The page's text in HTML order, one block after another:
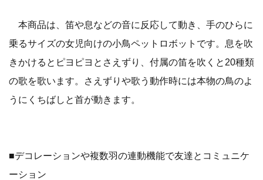
本商品は、笛や息などの音に反応して動き、手のひらに
乗るサイズの女児向けの小鳥ペットロボットです。息を吹
きかけるとピヨピヨとさえずり、付属の笛を吹くと20種類
の歌を歌います。さえずりや歌う動作時には本物の鳥のよ
うにくちばしと首が動きます。
■デコレーションや複数羽の連動機能で友達とコミュニケ
ーション